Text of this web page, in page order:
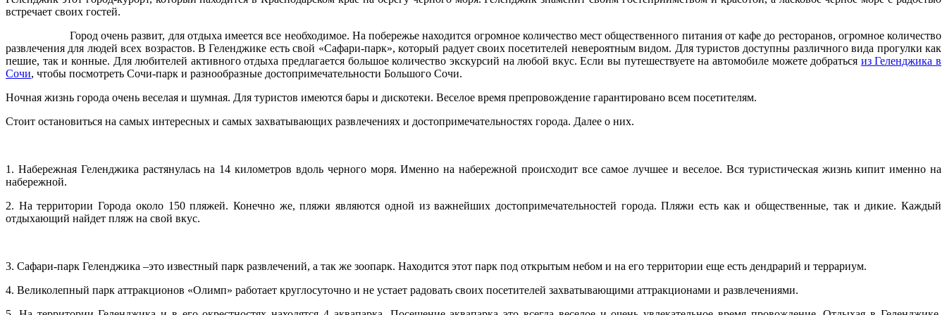
встречает своих гостей.
Город очень развит, для отдыха имеется все необходимое. На побережье находится огромное количество мест общественного питания от кафе до ресторанов, огромное количество
развлечения для людей всех возрастов. В Геленджике есть свой «Сафари-парк», который радует своих посетителей невероятным видом. Для туристов доступны различного вида прогулки как
пешие, так и конные. Для любителей активного отдыха предлагается большое количество экскурсий на любой вкус. Если вы путешествуете на автомобиле можете добраться из Геленджика в
Сочи, чтобы посмотреть Сочи-парк и разнообразные достопримечательности Большого Сочи.
Ночная жизнь города очень веселая и шумная. Для туристов имеются бары и дискотеки. Веселое время препровождение гарантировано всем посетителям.
Стоит остановиться на самых интересных и самых захватывающих развлечениях и достопримечательностях города. Далее о них.
1. Набережная Геленджика растянулась на 14 километров вдоль черного моря. Именно на набережной происходит все самое лучшее и веселое. Вся туристическая жизнь кипит именно на
набережной.
2. На территории Города около 150 пляжей. Конечно же, пляжи являются одной из важнейших достопримечательностей города. Пляжи есть как и общественные, так и дикие. Каждый
отдыхающий найдет пляж на свой вкус.
3. Сафари-парк Геленджика –это известный парк развлечений, а так же зоопарк. Находится этот парк под открытым небом и на его территории еще есть дендрарий и террариум.
4. Великолепный парк аттракционов «Олимп» работает круглосуточно и не устает радовать своих посетителей захватывающими аттракционами и развлечениями.